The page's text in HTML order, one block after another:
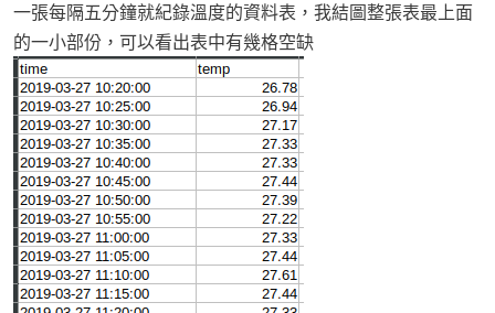
一張每隔五分鐘就紀錄溫度的資料表，我結圖整張表最上面
的一小部份，可以看出表中有幾格空缺